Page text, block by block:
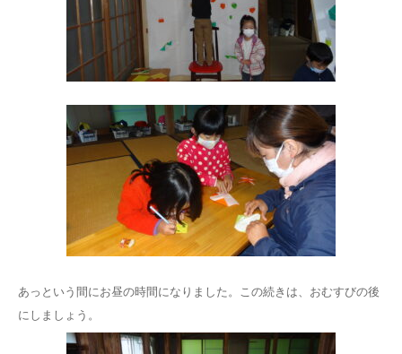
あっという間にお昼の時間になりました。この続きは、おむすびの後
にしましょう。